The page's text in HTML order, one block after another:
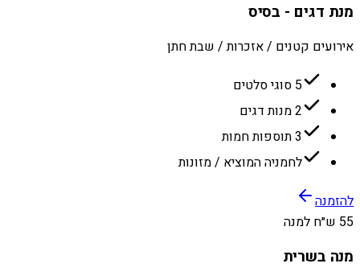
מנת דגים - בסיס
אירועים קטנים / אזכרות / שבת חתן
5 סוגי סלטים
2 מנות דגים
3 תוספות חמות
לחמניה המוציא / מזונות
להזמנה
55 ש״ח למנה
מנה בשרית